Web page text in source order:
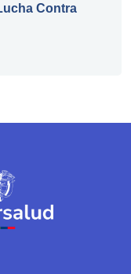
Contra